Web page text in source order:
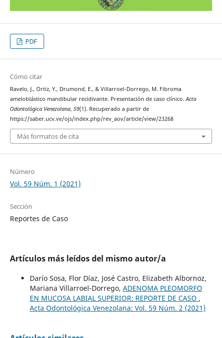
PDF
Cómo citar
Ravelo, J., Ortiz, Y., Drumond, E., & Villarroel-Dorrego, M. Fibroma
ameloblástico mandibular recidivante. Presentación de caso clínico. Acta
Odontológica Venezolana, 59(1). Recuperado a partir de
https://saber.ucv.ve/ojs/index.php/rev_aov/article/view/23268
Más formatos de cita
Número
Vol. 59 Núm. 1 (2021)
Sección
Reportes de Caso
Artículos más leídos del mismo autor/a
Darío Sosa, Flor Díaz, José Castro, Elizabeth Albornoz,
Mariana Villarroel-Dorrego, ADENOMA PLEOMORFO
EN MUCOSA LABIAL SUPERIOR: REPORTE DE CASO ,
Acta Odontológica Venezolana: Vol. 59 Núm. 2 (2021)